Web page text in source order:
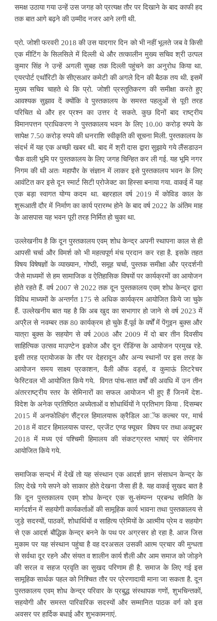
समक्ष उठाया गया उन्हें उस जगह को प्रत्यक्ष तौर पर दिखाने के बाद काफी हद
तक बात आगे बढ़ने की उम्मीद नजर आने लगी थी.
प्रो. जोशी फरवरी 2018 की उस यादगार दिन को भी नहीं भूलते जब वे किसी
एक मीटिंग के सिलसिले में दिल्ली थे और तत्कालीन मुख्य सचिव श्री उत्पल
कुमार सिंह ने उन्हें अगली सुबह तक दिल्ली पहुंचने का अनुरोध किया था.
एयरपोर्ट एथॉरिटी के सीएसआर कमेटी की अगले दिन की बैठक तय थी. इसमें
मुख्य सचिव चाहते थे कि प्रो. जोशी प्रस्तुतिकरण की समीक्षा करते हुए
आवश्यक सुझाव दें क्योंकि वे पुस्तकालय के समस्त पहलुओं से पूरी तरह
परिचित थे और हर प्रश्न का उत्तर दे सकते. कुछ दिनों बाद राष्ट्रीय
विमानपत्तन प्राधिकरण ने पुस्तकालय भवन के लिए 10.00 करोड़ रुपये के
सापेक्ष 7.50 करोड़ रुपये की धनराशि स्वीकृति की सूचना मिली. पुस्तकालय के
संदर्भ में यह एक अच्छी खबर थी. बाद में श्री दास द्वारा सुझाये गये लैंसडाउन
चैक वाली भूमि पर पुस्तकालय के लिए जगह चिन्हित कर ली गई. यह भूमि नगर
निगम की थी अतः महापौर के संज्ञान में लाकर इसे पुस्तकालय भवन के लिए
आवंटित कर इसे दून स्मार्ट सिटी प्रोजेक्ट का हिस्सा बनाया गया. वाकई में यह
एक बड़ा स्वागत योग्य कदम था. बहरहाल वर्ष 2019 में कोविड काल के
शुरूआती दौर में निर्माण का कार्य प्रारम्भ होने के बाद वर्ष 2022 के अंतिम माह
के आसपास यह भवन पूरी तरह निर्मित हो चुका था.
उल्लेखनीय है कि दून पुस्तकालय एवम् शोध केन्द्र अपनी स्थापना काल से ही
आपसी चर्चा और विमर्श को भी महत्वपूर्ण मंच प्रदान कर रहा है. इसके तहत
विषय विषेषज्ञों के व्याख्यान, गोष्ठी, समूह चर्चा, पुस्तक समीक्षा और प्रदर्शनी
जैसे माध्यमों से हम सामाजिक व ऐतिहासिक विषयों पर कार्यक्रमों का आयोजन
होते रहते हैं. वर्ष 2007 से 2022 तक दून पुस्तकालय एवम् शोध केन्द्र द्वारा
विविध माध्यमों के अन्तर्गत 175 से अधिक कार्यक्रम आयोजित किये जा चुके
हैं. उल्लेखनीय बात यह है कि अब खुद का सभागार हो जाने से वर्ष 2023 में
अप्रैल से नवम्बर तक 80 कार्यक्रम हो चुके हैं.पूर्व के वर्षों में पेंगुइन बुक्स और
यात्रा बुक्स के सहयोग से वर्ष 2008 और 2009 में दो बार तीन दिवसीय
साहित्यिक उत्सव माउण्टेन इकोज और दून रीडिंग्स के आयोजन प्रमुख रहे.
इसी तरह प्रायोजक के तौर पर देहरादून और अन्य स्थानों पर इस तरह के
आयोजन समय साक्ष्य प्रकाशन, वैली ऑफ वर्ड्स, व कुमाऊं लिटरेचर
फेस्टिवल भी आयोजित किये गये. विगत पांच-सात वर्षों की अवधि में उन तीन
अंतरराष्ट्रीय स्तर के सेमिनारों का सफल आयोजन भी हुए हैं जिनमें देश-
विदेश के अनेक प्रतिष्ठित अध्येताओं व शोधार्थियों ने प्रतिभाग किया . दिसम्बर
2015 में अनफोल्डिंग सैंट्रल हिमालयारू क्रैडिल आॅफ कल्चर पर, मार्च
2018 में वाटर हिमालयारू पास्ट, प्रजेंट एण्ड फ्यूचर विषय पर तथा अक्टूबर
2018 में मध्य एवं पश्चिमी हिमालय की संकटग्रस्त भाषाएं पर सेमिनार
आयोजित किये गये.
समाजिक सन्दर्भ में देखें तो यह संस्थान एक आदर्श ज्ञान संसाधन केन्द्र के
लिए देखे गये सपने को साकार होते देखना जैसा ही है. यह वाकई सुखद बात है
कि दून पुस्तकालय एवम् शोध केन्द्र एक सु-संम्पन्न प्रबन्ध समिति के
मार्गदर्शन में सहयोगी कार्यकर्ताओं की सामूहिक कार्य भावना तथा पुस्तकालय से
जुड़े सदस्यों, पाठकों, शोधार्थियों व साहित्य प्रेमियों के आत्मीय प्रेम व सहयोग
से एक आदर्श बौद्धिक केन्द्र बनने के पथ पर अग्रसर हो रहा है. आज जिस
मुकाम पर यह संस्थान पहुंचा है वह दरअसल उसकी आत्म प्रचार की मुग्धता
से सर्वथा दूर रहने और संयत व शालीन कार्य शैली और आम समाज को जोड़ने
की सरल व सहज प्रवृति का सुखद परिणाम ही है. समाज के लिए गई इस
सामूहिक सार्थक पहल को निश्चित तौर पर प्रेरणादायी माना जा सकता है. दून
पुस्तकालय एवम् शोध केन्द्र परिवार के प्रबुद्ध संस्थापक गणों, शुभचिन्तकों,
सहयोगी और समस्त पारिवारिक सदस्यों और सम्मानित पाठक वर्ग को इस
अवसर पर हार्दिक बधाई और शुभकामनाएं.